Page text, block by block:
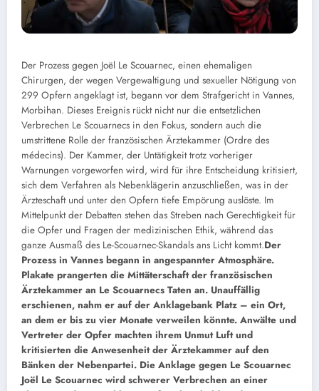
Der Prozess gegen Joël Le Scouarnec, einen ehemaligen
Chirurgen, der wegen Vergewaltigung und sexueller Nötigung von
299 Opfern angeklagt ist, begann vor dem Strafgericht in Vannes,
Morbihan. Dieses Ereignis rückt nicht nur die entsetzlichen
Verbrechen Le Scouarnecs in den Fokus, sondern auch die
umstrittene Rolle der französischen Ärztekammer (Ordre des
médecins). Der Kammer, der Untätigkeit trotz vorheriger
Warnungen vorgeworfen wird, wird für ihre Entscheidung kritisiert,
sich dem Verfahren als Nebenklägerin anzuschließen, was in der
Ärzteschaft und unter den Opfern tiefe Empörung auslöste. Im
Mittelpunkt der Debatten stehen das Streben nach Gerechtigkeit für
die Opfer und Fragen der medizinischen Ethik, während das
ganze Ausmaß des Le-Scouarnec-Skandals ans Licht kommt.Der
Prozess in Vannes begann in angespannter Atmosphäre.
Plakate prangerten die Mittäterschaft der französischen
Ärztekammer an Le Scouarnecs Taten an. Unauffällig
erschienen, nahm er auf der Anklagebank Platz – ein Ort,
an dem er bis zu vier Monate verweilen könnte. Anwälte und
Vertreter der Opfer machten ihrem Unmut Luft und
kritisierten die Anwesenheit der Ärztekammer auf den
Bänken der Nebenpartei. Die Anklage gegen Le Scouarnec
Joël Le Scouarnec wird schwerer Verbrechen an einer